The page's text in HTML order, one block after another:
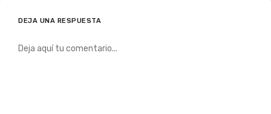
DEJA UNA RESPUESTA